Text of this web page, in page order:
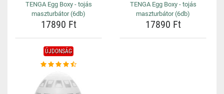
TENGA Egg Boxy - tojás
maszturbátor (6db)
17890 Ft
TENGA Egg Boxy - tojás
maszturbátor (6db)
17890 Ft
ÚJDONSÁG